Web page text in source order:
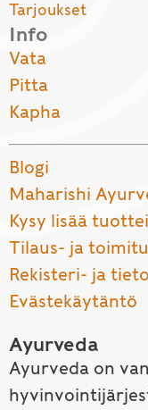
Tarjoukset
Info
Vata
Pitta
Kapha
Blogi
Maharishi
Kysy lisää
Tilaus- ja
Rekisteri- ja
Evästekäytäntö
Ayurveda
Ayurveda on